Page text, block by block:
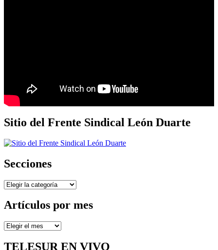
Sitio del Frente Sindical León Duarte
Secciones
Secciones
Artículos por mes
Artículos
mes
TELESUR EN VIVO